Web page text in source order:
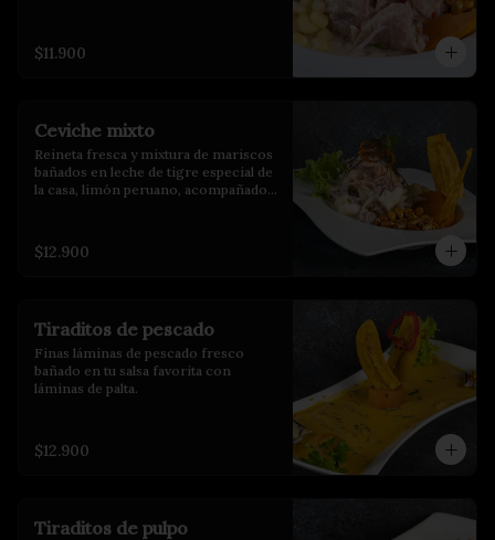
$11.900
Ceviche mixto
Reineta fresca y mixtura de mariscos
bañados en leche de tigre especial de
la casa, limón peruano, acompañados
$12.900
Tiraditos de pescado
Finas láminas de pescado fresco
bañado en tu salsa favorita con
láminas de palta.
$12.900
Tiraditos de pulpo